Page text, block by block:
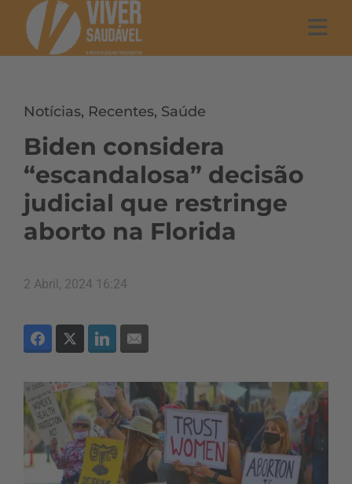
Notícias, Recentes, Saúde
Biden considera
“escandalosa” decisão
judicial que restringe
aborto na Florida
2 Abril, 2024 16:24